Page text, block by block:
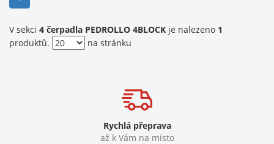
V sekci 4 čerpadla PEDROLLO 4BLOCK je nalezeno 1
produktů.
na stránku
Rychlá přeprava
až k Vám na místo